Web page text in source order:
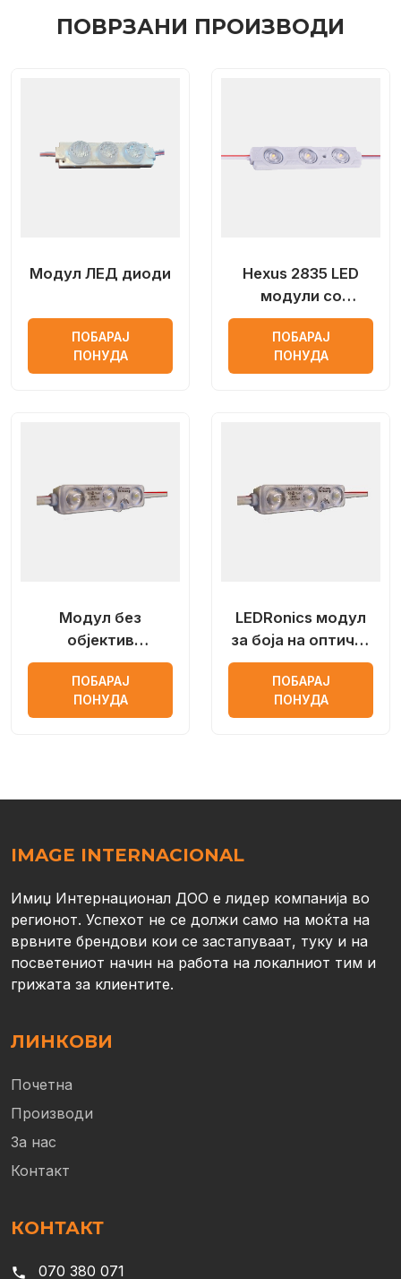
ПОВРЗАНИ ПРОИЗВОДИ
Модул ЛЕД диоди
ПОБАРАЈ
ПОНУДА
Hexus 2835 LED
модули со
оптички објектив
ПОБАРАЈ
ПОНУДА
Модул без
објектив
LEDRonics со
Samsung лед чип
ПОБАРАЈ
ПОНУДА
LEDRonics модул
за боја на оптички
леќи
ПОБАРАЈ
ПОНУДА
IMAGE INTERNACIONAL
Имиџ Интернационал ДОО е лидер компанија во
регионот. Успехот не се должи само на моќта на
врвните брендови кои се застапуваат, туку и на
посветениот начин на работа на локалниот тим и
грижата за клиентите.
ЛИНКОВИ
Почетна
Производи
За нас
Контакт
КОНТАКТ
phone 070 380 071